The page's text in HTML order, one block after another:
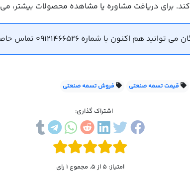
برای دریافت مشاوره یا مشاهده محصولات بیشتر،
با شماره 09121466526 تماس حاصل فرمایید.
قیمت تسمه صنعتی فروش تسمه صنعتی
اشتراک گذاری:
امتیاز: 5 از 5. مجموع 1 رای